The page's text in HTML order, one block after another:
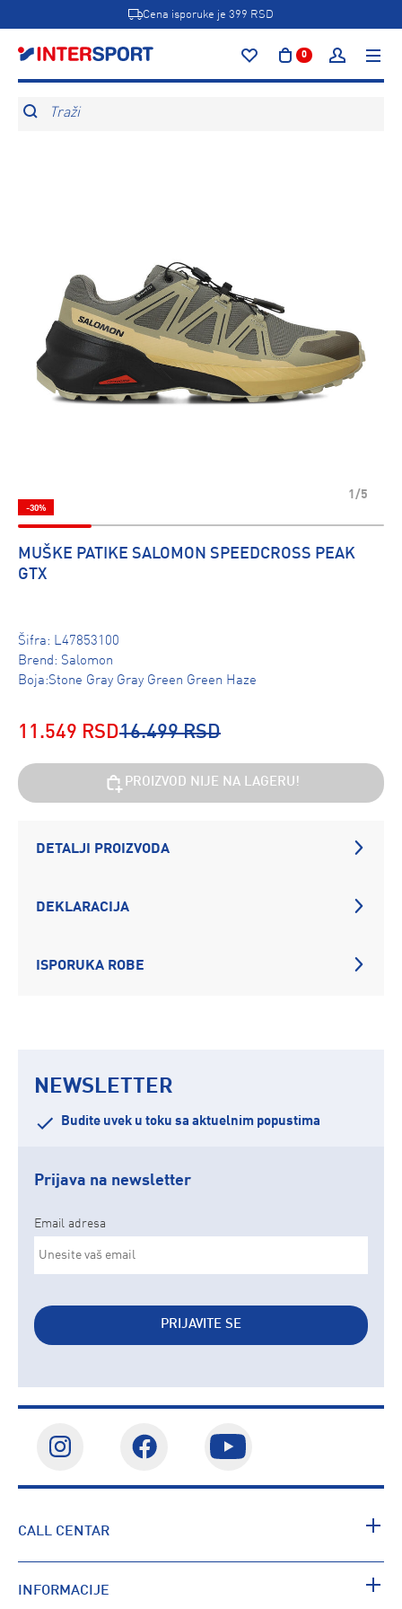
Cena isporuke je 399 RSD
0
Traži
1/5
-30%
MUŠKE PATIKE SALOMON SPEEDCROSS PEAK
GTX
Šifra: L47853100
Brend: Salomon
Boja:Stone Gray Gray Green Green Haze
11.549 RSD16.499 RSD
PROIZVOD NIJE NA LAGERU!
DETALJI PROIZVODA
DEKLARACIJA
ISPORUKA ROBE
NEWSLETTER
Budite uvek u toku sa aktuelnim popustima
Prijava na newsletter
Email adresa
PRIJAVITE SE
CALL CENTAR
INFORMACIJE